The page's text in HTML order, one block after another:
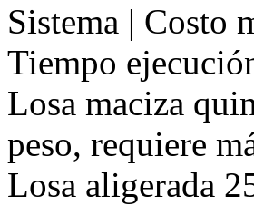
Sistema | Costo
Tiempo
Losa maciza
peso, requiere
Losa aligerada